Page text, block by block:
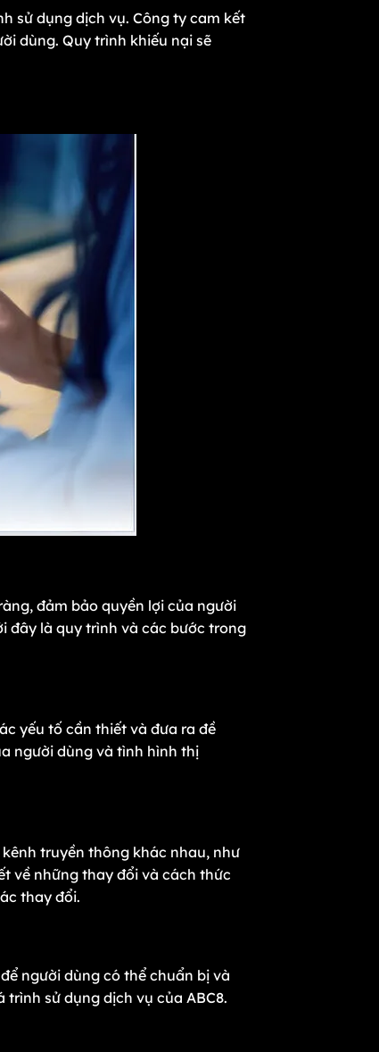
sử dụng dịch vụ. Công ty cam kết
dùng. Quy trình khiếu nại sẽ
đảm bảo quyền lợi của người
đây là quy trình và các bước trong
yếu tố cần thiết và đưa ra đề
người dùng và tình hình thị
truyền thông khác nhau, như
về những thay đổi và cách thức
thay đổi.
người dùng có thể chuẩn bị và
sử dụng dịch vụ của ABC8.